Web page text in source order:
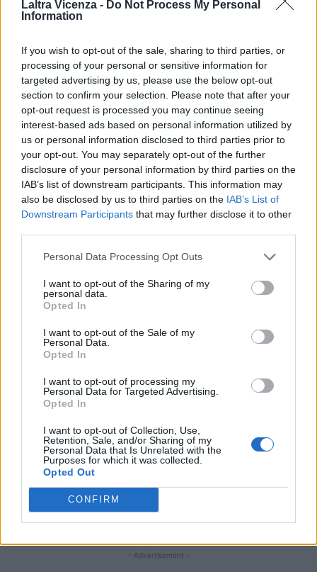
Laltra Vicenza - Do Not Process My Personal
Information
If you wish to opt-out of the sale, sharing to third parties, or
processing of your personal or sensitive information for
targeted advertising by us, please use the below opt-out
section to confirm your selection. Please note that after your
opt-out request is processed you may continue seeing
interest-based ads based on personal information utilized by
us or personal information disclosed to third parties prior to
your opt-out. You may separately opt-out of the further
disclosure of your personal information by third parties on the
IAB’s list of downstream participants. This information may
also be disclosed by us to third parties on the IAB’s List of
Downstream Participants that may further disclose it to other
Personal Data Processing Opt Outs
I want to opt-out of the Sharing of my
personal data.
Opted In
I want to opt-out of the Sale of my
Personal Data.
Opted In
I want to opt-out of processing my
Personal Data for Targeted Advertising.
Opted In
I want to opt-out of Collection, Use,
Retention, Sale, and/or Sharing of my
Personal Data that Is Unrelated with the
Purposes for which it was collected.
Opted Out
CONFIRM
——
Qui tutti i comunicati ufficiali di Rangers Rugby Vicenza
TAGS Comunicati Rugby Vicenza
Facebook Twitter
ARTICOLO PRECEDENTE
bellezza il 2022 superando il
Casale 38-17
ARTICOLO SUCCESSIVO
SI VA A FERRARA PRIMA DELLE
STAY CONNECTED
9,253
- Advertisement -
- Advertisement -